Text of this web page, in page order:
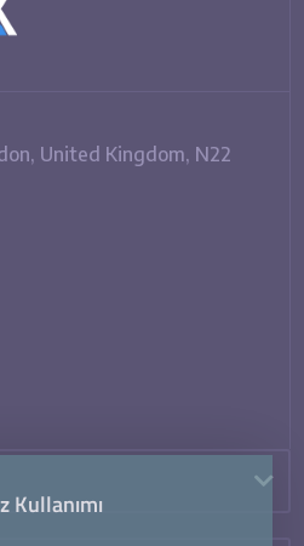
United Kingdom, N22
Kullanımı